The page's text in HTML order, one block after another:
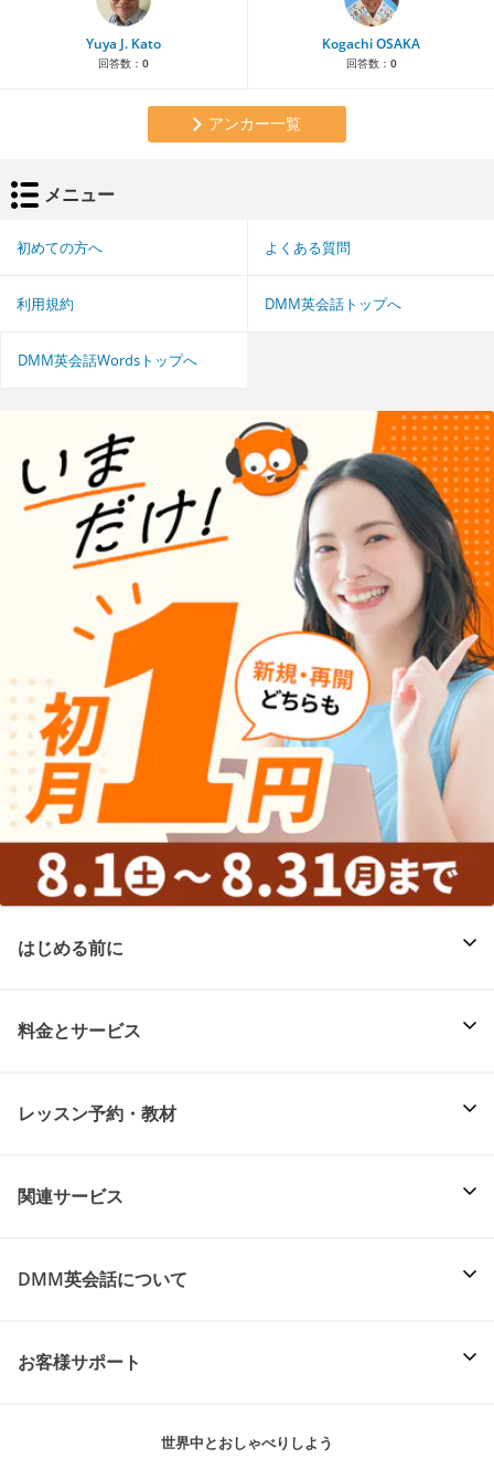
Yuya J. Kato
回答数： 0
Kogachi OSAKA
回答数： 0
アンカー一覧
メニュー
初めての方へ よくある質問
利用規約 DMM英会話トップへ
DMM英会話Wordsトップへ
はじめる前に
料金とサービス
レッスン予約・教材
関連サービス
DMM英会話について
お客様サポート
世界中とおしゃべりしよう